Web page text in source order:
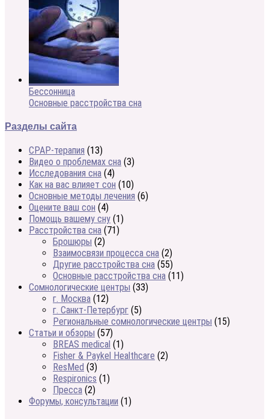
Бессонница
Основные расстройства сна
Разделы сайта
CPAP-терапия (13)
Видео о проблемах сна (3)
Исследования сна (4)
Как на вас влияет сон (10)
Основные методы лечения (6)
Оцените ваш сон (4)
Помощь вашему сну (1)
Расстройства сна (71)
Брошюры (2)
Взаимосвязи процесса сна (2)
Другие расстройства сна (55)
Основные расстройства сна (11)
Сомнологические центры (33)
г. Москва (12)
г. Санкт-Петербург (5)
Региональные сомнологические центры (15)
Статьи и обзоры (57)
BREAS medical (1)
Fisher & Paykel Healthcare (2)
ResMed (3)
Respironics (1)
Пресса (2)
Форумы, консультации (1)